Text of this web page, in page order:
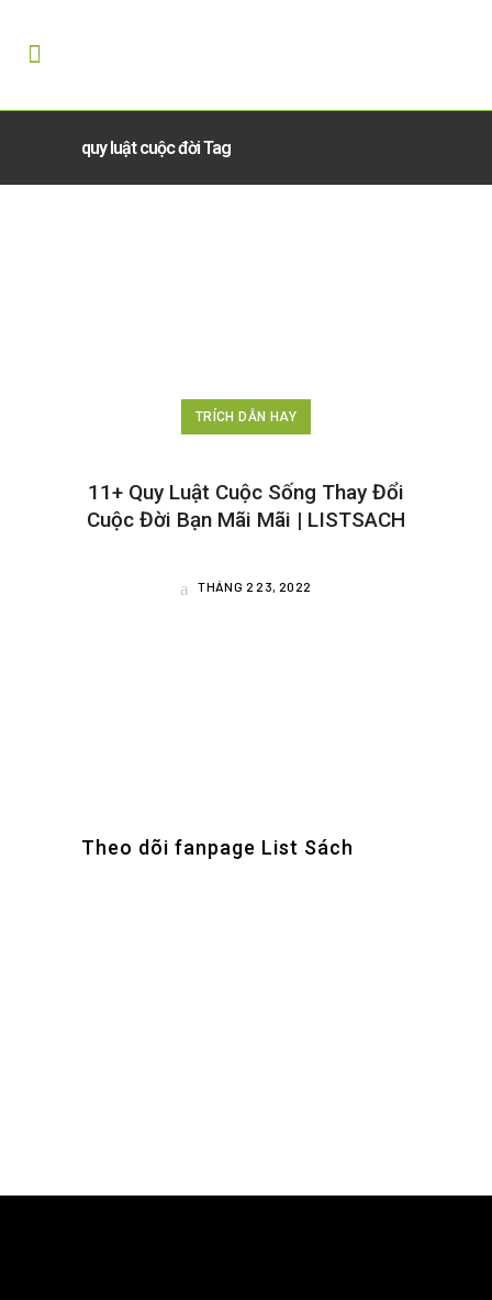
quy luật cuộc đời Tag
TRÍCH DẪN HAY
11+ Quy Luật Cuộc Sống Thay Đổi
Cuộc Đời Bạn Mãi Mãi | LISTSACH
THÁNG 2 23, 2022
Theo dõi fanpage List Sách